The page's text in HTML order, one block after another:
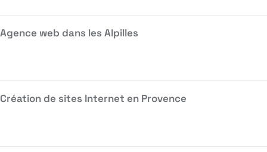
Agence web dans les Alpilles
Création de sites Internet en Provence